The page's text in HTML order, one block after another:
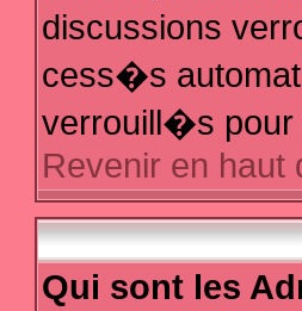
discussions
cess�s
verrouill�s pour
Revenir en haut
Qui sont les